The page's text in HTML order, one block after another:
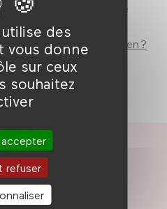
des
vous donne
sur ceux
souhaitez
refuser
d'origine sino- khmère
d'exil
du génocide cambodgien ?